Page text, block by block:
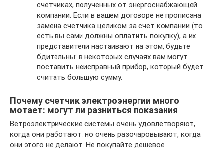
счетчиках, полученных от энергоснабжающей
компании. Если в вашем договоре не прописана
замена счетчика целиком за счет компании (то
есть вы сами должны оплатить покупку), а их
представители настаивают на этом, будьте
бдительны: в некоторых случаях вам могут
поставить неисправный прибор, который будет
считать большую сумму.
Почему счетчик электроэнергии много
мотает: могут ли разниться показания
Ветроэлектрические системы очень удовлетворяют,
когда они работают, но очень разочаровывают, когда
они этого не делают. Не покупайте дешевое